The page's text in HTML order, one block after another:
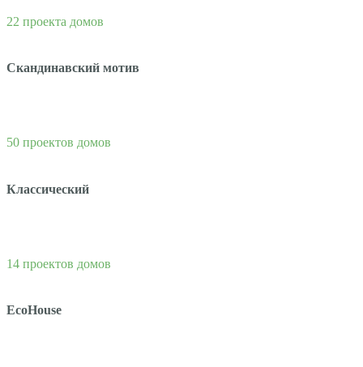
22 проекта домов
Скандинавский мотив
50 проектов домов
Классический
14 проектов домов
EcoHouse